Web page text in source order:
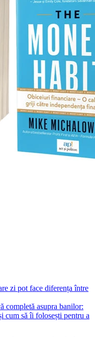
zi pot face diferența între
completă asupra banilor:
cum să îi folosești pentru a